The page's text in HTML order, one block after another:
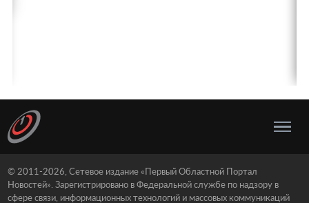
© 2011-2026, Сетевое издание «Первый Областной Портал
Новостей». Зарегистрировано в Федеральной службе по надзору в
сфере связи, информационных технологий и массовых коммуникаций